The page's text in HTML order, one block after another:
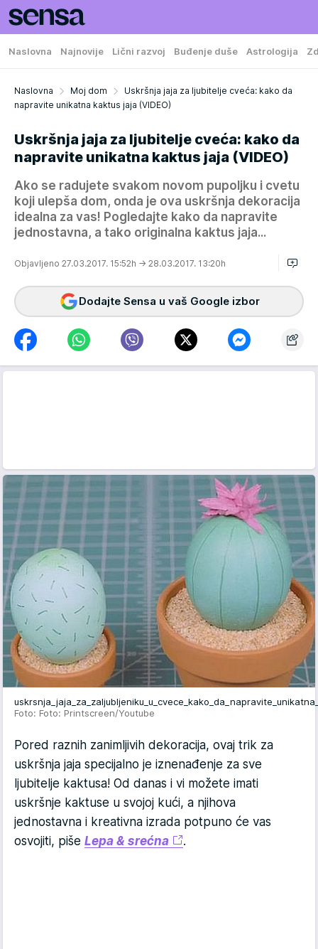
Naslovna Najnovije Lični razvoj Buđenje duše Astrologija
Naslovna Moj dom
Uskršnja jaja za ljubitelje cveća: kako da
napravite unikatna kaktus jaja (VIDEO)
Uskršnja jaja za ljubitelje cveća: kako da
napravite unikatna kaktus jaja (VIDEO)
Ako se radujete svakom novom pupoljku i cvetu
koji ulepša dom, onda je ova uskršnja dekoracija
idealna za vas! Pogledajte kako da napravite
jednostavna, a tako originalna kaktus jaja...
Objavljeno 27.03.2017. 15:52h → 28.03.2017. 13:20h
Dodajte Sensa u vaš Google izbor
Foto: Foto: Printscreen/Youtube
Pored raznih zanimljivih dekoracija, ovaj trik za
uskršnja jaja specijalno je iznenađenje za sve
ljubitelje kaktusa! Od danas i vi možete imati
uskršnje kaktuse u svojoj kući, a njihova
jednostavna i kreativna izrada potpuno će vas
osvojiti, piše Lepa & srećna .